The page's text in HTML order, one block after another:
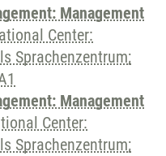
Management
Center:
Sprachenzentrum;
Management
Center:
Sprachenzentrum;